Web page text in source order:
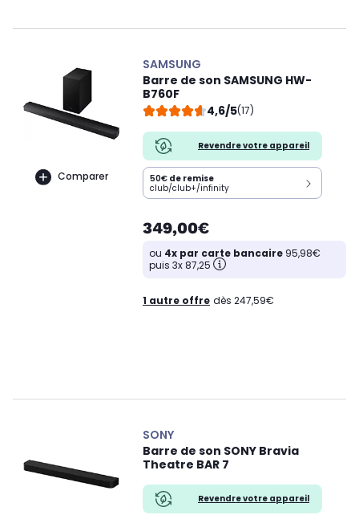
Comparer
SAMSUNG
Barre de son SAMSUNG HW-
B760F
4,6/5(17)
Revendre votre appareil
50€ de remise
club/club+/infinity
349,00€
ou 4x par carte bancaire 95,98€
puis 3x 87,25
1 autre offre dès 247,59€
SONY
Barre de son SONY Bravia
Theatre BAR 7
Revendre votre appareil